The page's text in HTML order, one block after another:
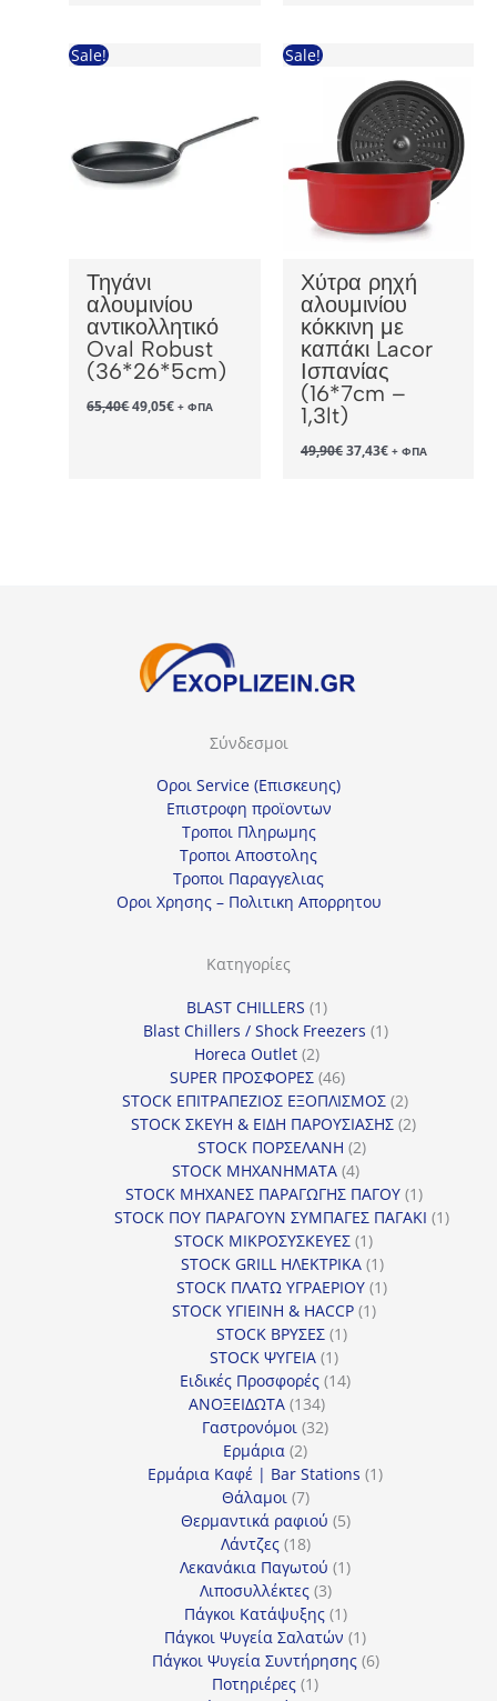
Sale!
Τηγάνι
αλουμινίου
αντικολλητικό
Oval Robust
(36*26*5cm)
65,40€ Original
price
49,05€Η+ ΦΠΑ
Sale!
Χύτρα ρηχή
αλουμινίου
κόκκινη με
καπάκι Lacor
Ισπανίας
(16*7cm –
1,3lt)
49,90€Original
price
37,43€Η+ ΦΠΑ
Σύνδεσμοι
Οροι Service (Επισκευης)
Επιστροφη προϊοντων
Τροποι Πληρωμης
Τροποι Αποστολης
Τροποι Παραγγελιας
Οροι Χρησης – Πολιτικη Απορρητου
Κατηγορίες
BLAST CHILLERS 11
προϊόν
Blast Chillers / Shock Freezers 11
Horeca Outlet 22
προϊόντα
SUPER ΠΡΟΣΦΟΡΕΣ 4646
προϊόντα
STOCK ΕΠΙΤΡΑΠΕΖΙΟΣ ΕΞΟΠΛΙΣΜΟΣ 22
προϊόντα
STOCK ΣΚΕΥΗ & ΕΙΔΗ ΠΑΡΟΥΣΙΑΣΗΣ 22
STOCK ΠΟΡΣΕΛΑΝΗ 22
STOCK ΜΗΧΑΝΗΜΑΤΑ 44
προϊόντα
STOCK ΜΗΧΑΝΕΣ ΠΑΡΑΓΩΓΗΣ ΠΑΓΟΥ 11
προϊόν
STOCK ΠΟΥ ΠΑΡΑΓΟΥΝ ΣΥΜΠΑΓΕΣ ΠΑΓΑΚΙ 11
STOCK ΜΙΚΡΟΣΥΣΚΕΥΕΣ 11
προϊόν
STOCK GRILL ΗΛΕΚΤΡΙΚΑ 11
προϊόν
STOCK ΠΛΑΤΩ ΥΓΡΑΕΡΙΟΥ 11
STOCK ΥΓΙΕΙΝΗ & HACCP 11
STOCK ΒΡΥΣΕΣ 11
STOCK ΨΥΓΕΙΑ 11
προϊόν
Ειδικές Προσφορές 1414
ΑΝΟΞΕΙΔΩΤΑ 134134
προϊόντα
Γαστρονόμοι 3232
Ερμάρια 22
προϊόντα
Ερμάρια Καφέ | Bar Stations 11
Θάλαμοι 77
προϊόντα
Θερμαντικά ραφιού 55
Λάντζες 1818
προϊόντα
Λεκανάκια Παγωτού 11
Λιποσυλλέκτες 33
προϊόντα
Πάγκοι Κατάψυξης 11
προϊόν
Πάγκοι Ψυγεία Σαλατών 11
προϊόν
Πάγκοι Ψυγεία Συντήρησης 66
Ποτηριέρες 11